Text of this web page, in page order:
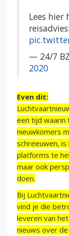
Lees hier
reisadvies:
— 24/7
2020
Even dit:
een tijd waarin
nieuwkomers
schreeuwen,
platforms te
maar ook
doen.
Bij
vind je die
leveren van
nieuws over